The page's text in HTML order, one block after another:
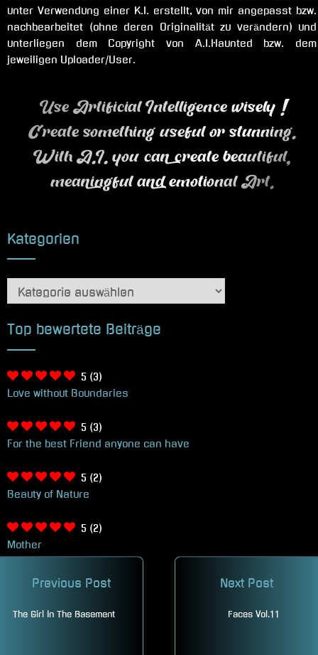
unter Verwendung einer K.I. erstellt, von mir angepasst bzw.
nachbearbeitet (ohne deren Originalität zu verändern) und
unterliegen dem Copyright von A.I.Haunted bzw. dem
jeweiligen Uploader/User.
Use Artificial Intelligence wisely !
Create something useful or stunning.
With A.I. you can create beautiful,
meaningful and emotional Art.
Kategorien
Kategorien
Top bewertete Beiträge
5 (3)
Love without Boundaries
5 (3)
For the best Friend anyone can have
5 (2)
Beauty of Nature
5 (2)
Mother
Übersetzen
Previous Post
The Girl In The Basement
Next Post
Faces Vol.11